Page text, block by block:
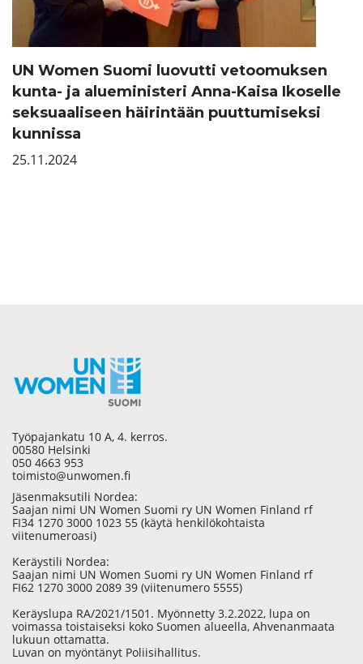
UN Women Suomi luovutti vetoomuksen
kunta- ja alueministeri Anna-Kaisa Ikoselle
seksuaaliseen häirintään puuttumiseksi
kunnissa
25.11.2024
Työpajankatu 10 A, 4. kerros.
00580 Helsinki
050 4663 953
toimisto@unwomen.fi
Jäsenmaksutili Nordea:
Saajan nimi UN Women Suomi ry UN Women Finland rf
FI34 1270 3000 1023 55 (käytä henkilökohtaista
viitenumeroasi)
Keräystili Nordea:
Saajan nimi UN Women Suomi ry UN Women Finland rf
FI62 1270 3000 2089 39 (viitenumero 5555)
Keräyslupa RA/2021/1501. Myönnetty 3.2.2022, lupa on
voimassa toistaiseksi koko Suomen alueella, Ahvenanmaata
lukuun ottamatta.
Luvan on myöntänyt Poliisihallitus.